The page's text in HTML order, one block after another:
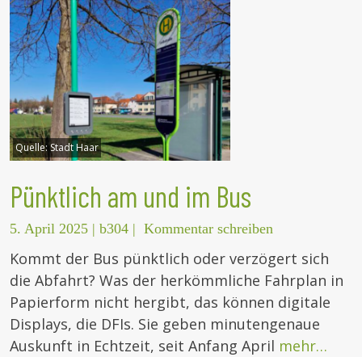
Quelle:Stadt Haar
Pünktlich am und im Bus
5. April 2025 | b304 | Kommentar schreiben
Kommt der Bus pünktlich oder verzögert sich
die Abfahrt? Was der herkömmliche Fahrplan in
Papierform nicht hergibt, das können digitale
Displays, die DFIs. Sie geben minutengenaue
Auskunft in Echtzeit, seit Anfang April mehr…